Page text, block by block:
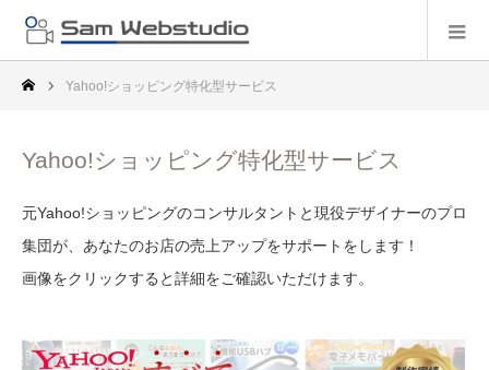
Yahoo!ショッピング特化型サービス
Yahoo!ショッピング特化型サービス
元Yahoo!ショッピングのコンサルタントと現役デザイナーのプロ
集団が、あなたのお店の売上アップをサポートをします！
画像をクリックすると詳細をご確認いただけます。